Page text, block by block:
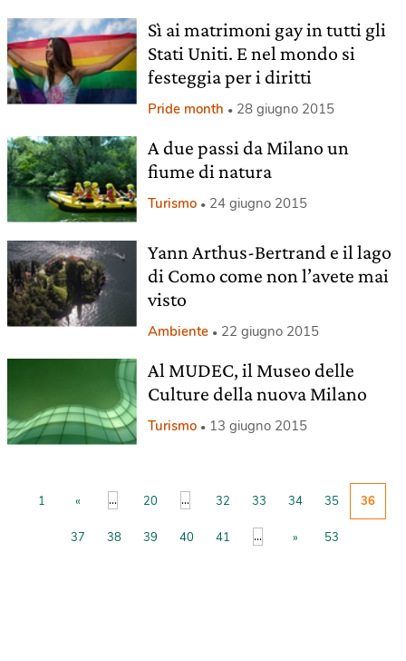
Sì ai matrimoni gay in tutti gli
Stati Uniti. E nel mondo si
festeggia per i diritti
Pride month 28 giugno 2015
A due passi da Milano un
fiume di natura
Turismo 24 giugno 2015
Yann Arthus-Bertrand e il lago
di Como come non l’avete mai
visto
Ambiente 22 giugno 2015
Al MUDEC, il Museo delle
Culture della nuova Milano
Turismo 13 giugno 2015
1 « ... 20 ... 32 33 34 35 36
37 38 39 40 41 ... » 53